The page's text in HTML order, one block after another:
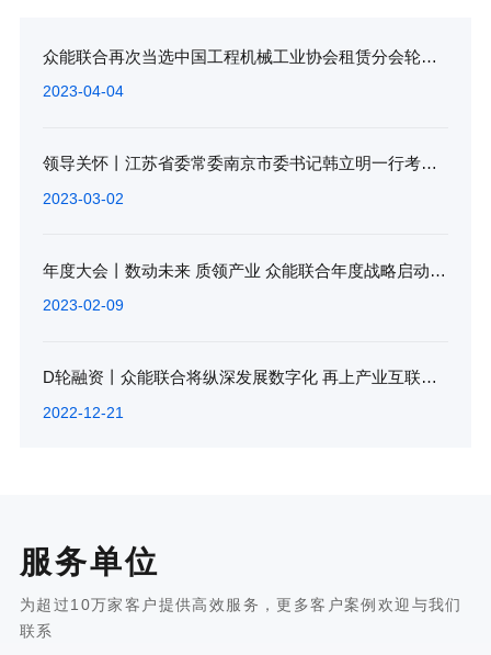
众能联合再次当选中国工程机械工业协会租赁分会轮值会长单位
2023-04-04
领导关怀丨江苏省委常委南京市委书记韩立明一行考察调研众能联合
2023-03-02
年度大会丨数动未来 质领产业 众能联合年度战略启动会圆满落幕
2023-02-09
D轮融资丨众能联合将纵深发展数字化 再上产业互联网新台阶
2022-12-21
服务单位
为超过10万家客户提供高效服务，更多客户案例欢迎与我们
联系